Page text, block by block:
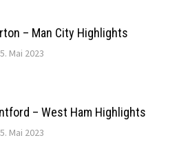
– Man City Highlights
Mai 2023
– West Ham Highlights
Mai 2023